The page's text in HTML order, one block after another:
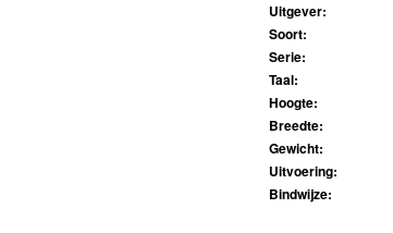
Uitgever:
Soort:
Serie:
Taal:
Hoogte:
Breedte:
Gewicht:
Uitvoering:
Bindwijze: